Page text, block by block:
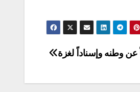
عن وطنه وإسناداً لغزة